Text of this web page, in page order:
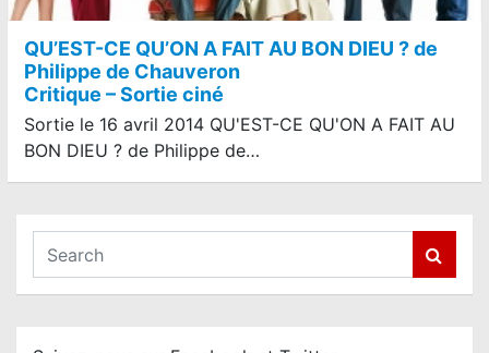
QU’EST-CE QU’ON A FAIT AU BON DIEU ? de
Philippe de Chauveron
Critique – Sortie ciné
Sortie le 16 avril 2014 QU'EST-CE QU'ON A FAIT AU
BON DIEU ? de Philippe de…
a